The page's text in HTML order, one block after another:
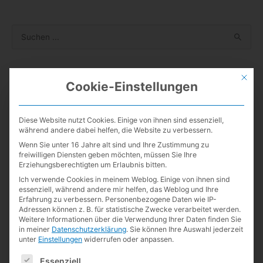
Neueste Kommentare
Lexikalikerzu
Kurz notiert
Guillermo de la MazazuKurz notiert
Lexikalikerzu19 Jahre
LexikalikerzuKurz notiert
Andreas Weinbergerzu19 Jahre
Guillermo de la Maza
Mit
Cookie-Einstellungen
Diese Website nutzt Cookies. Einige von ihnen sind essenziell,
während andere dabei helfen, die Website zu verbessern.
Wenn Sie unter 16 Jahre alt sind und Ihre Zustimmung zu
freiwilligen Diensten geben möchten, müssen Sie Ihre
Erziehungsberechtigten um Erlaubnis bitten.
Ich verwende Cookies in meinem Weblog. Einige von ihnen sind
essenziell, während andere mir helfen, das Weblog und Ihre
Erfahrung zu verbessern. Personenbezogene Daten wie IP-
Adressen können z. B. für statistische Zwecke verarbeitet werden.
Weitere Informationen über die Verwendung Ihrer Daten finden Sie
in meiner Datenschutzerklärung. Sie können Ihre Auswahl jederzeit
unter Einstellungen widerrufen oder anpassen.
Es folgt eine Liste der Service-Gruppen, für die eine
Essenziell